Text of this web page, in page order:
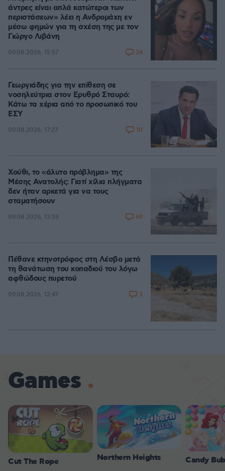
άντρες είναι απλά κατώτεροι των
περιστάσεων» λέει η Ανδρομάχη εν
μέσω φημών για τη σχέση της με τον
Γιώργο Λιβάνη
09.08.2026, 15:57 24
Γεωργιάδης για την επίθεση σε
νοσηλεύτρια στον Ερυθρό Σταυρό:
Κάτω τα χέρια από το προσωπικό του
ΕΣΥ
09.08.2026, 17:27 10
Χούθι, το «άλυτο πρόβλημα» της
Μέσης Ανατολής: Γιατί χίλια πλήγματα
δεν ήταν αρκετά για να τους
σταματήσουν
09.08.2026, 13:59 69
Πέθανε κτηνοτρόφος στη Λέσβο μετά
τη θανάτωση του κοπαδιού του λόγω
αφθώδους πυρετού
09.08.2026, 12:47 3
Games
Cut The Rope Northern Heights Candy